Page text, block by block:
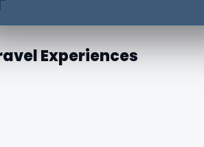
Experiences